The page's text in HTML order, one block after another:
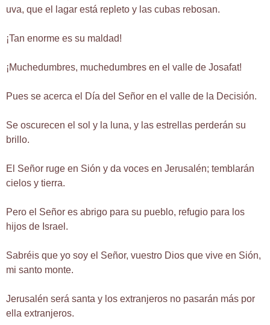
uva, que el lagar está repleto y las cubas rebosan.
¡Tan enorme es su maldad!
¡Muchedumbres, muchedumbres en el valle de Josafat!
Pues se acerca el Día del Señor en el valle de la Decisión.
Se oscurecen el sol y la luna, y las estrellas perderán su
brillo.
El Señor ruge en Sión y da voces en Jerusalén; temblarán
cielos y tierra.
Pero el Señor es abrigo para su pueblo, refugio para los
hijos de Israel.
Sabréis que yo soy el Señor, vuestro Dios que vive en Sión,
mi santo monte.
Jerusalén será santa y los extranjeros no pasarán más por
ella extranjeros.